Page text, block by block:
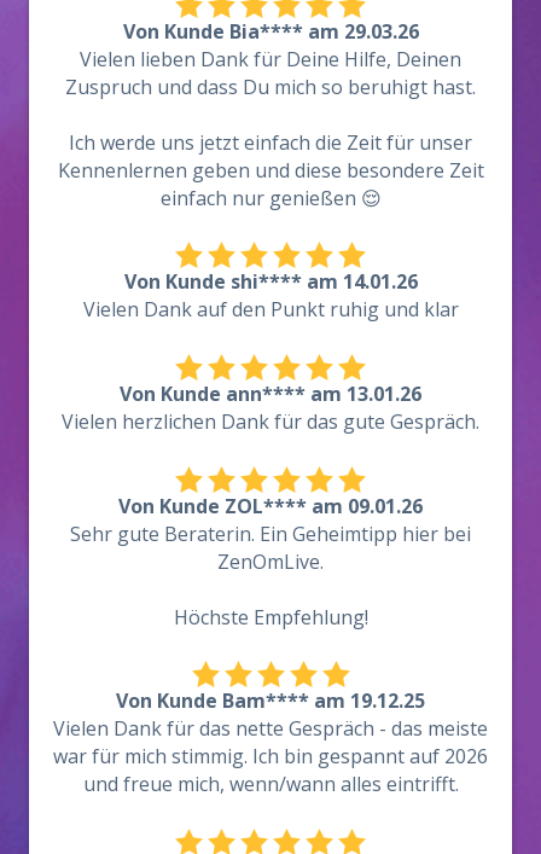
Von Kunde Bia**** am 29.03.26
Vielen lieben Dank für Deine Hilfe, Deinen
Zuspruch und dass Du mich so beruhigt hast.
Ich werde uns jetzt einfach die Zeit für unser
Kennenlernen geben und diese besondere Zeit
einfach nur genießen 😌
Von Kunde shi**** am 14.01.26
Vielen Dank auf den Punkt ruhig und klar
Von Kunde ann**** am 13.01.26
Vielen herzlichen Dank für das gute Gespräch.
Von Kunde ZOL**** am 09.01.26
Sehr gute Beraterin. Ein Geheimtipp hier bei
ZenOmLive.
Höchste Empfehlung!
Von Kunde Bam**** am 19.12.25
Vielen Dank für das nette Gespräch - das meiste
war für mich stimmig. Ich bin gespannt auf 2026
und freue mich, wenn/wann alles eintrifft.